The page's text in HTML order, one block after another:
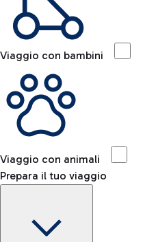
Viaggio con bambini
Viaggio con animali
Prepara il tuo viaggio